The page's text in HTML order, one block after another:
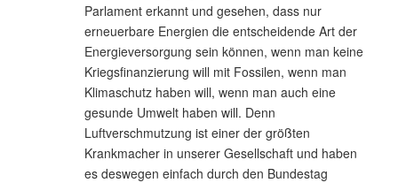
Parlament erkannt und gesehen, dass nur
erneuerbare Energien die entscheidende Art der
Energieversorgung sein können, wenn man keine
Kriegsfinanzierung will mit Fossilen, wenn man
Klimaschutz haben will, wenn man auch eine
gesunde Umwelt haben will. Denn
Luftverschmutzung ist einer der größten
Krankmacher in unserer Gesellschaft und haben
es deswegen einfach durch den Bundestag